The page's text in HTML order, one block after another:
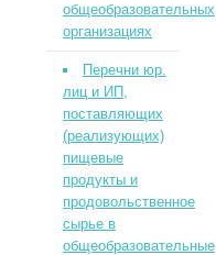
общеобразовательных
организациях
Перечни юр.
лиц и ИП,
поставляющих
(реализующих)
пищевые
продукты и
продовольственное
сырье в
общеобразовательные